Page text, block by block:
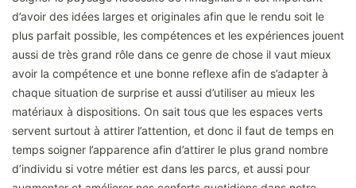
d’avoir des idées larges et originales afin que le rendu soit le
plus parfait possible, les compétences et les expériences jouent
aussi de très grand rôle dans ce genre de chose il vaut mieux
avoir la compétence et une bonne reflexe afin de s’adapter à
chaque situation de surprise et aussi d’utiliser au mieux les
matériaux à dispositions. On sait tous que les espaces verts
servent surtout à attirer l’attention, et donc il faut de temps en
temps soigner l’apparence afin d’attirer le plus grand nombre
d’individu si votre métier est dans les parcs, et aussi pour